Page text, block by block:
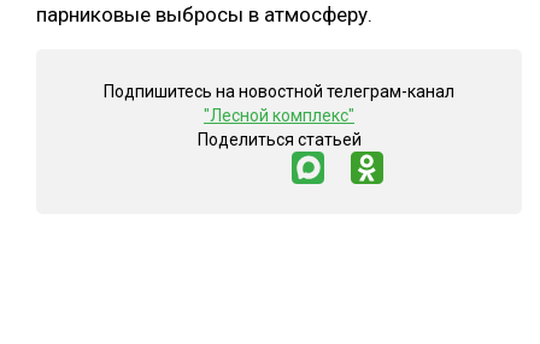
парниковые выбросы в атмосферу.
Подпишитесь на новостной телеграм-канал
"Лесной комплекс"
Поделиться статьей